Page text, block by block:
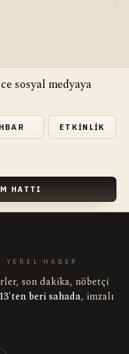
sosyal medyaya
ETKINLIK
HATTI
HABER
son dakika, nöbetçi
beri sahada, imzalı